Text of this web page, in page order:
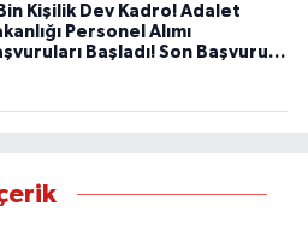
Kişilik Dev Kadro! Adalet
Personel Alımı
Başladı! Son Başvuru